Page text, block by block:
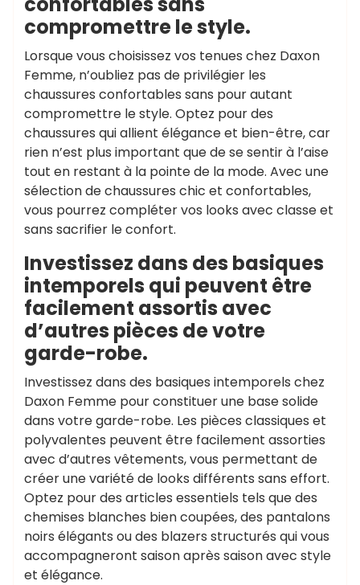
compromettre le style.
Lorsque vous choisissez vos tenues chez Daxon
Femme, n’oubliez pas de privilégier les
chaussures confortables sans pour autant
compromettre le style. Optez pour des
chaussures qui allient élégance et bien-être, car
rien n’est plus important que de se sentir à l’aise
tout en restant à la pointe de la mode. Avec une
sélection de chaussures chic et confortables,
vous pourrez compléter vos looks avec classe et
sans sacrifier le confort.
Investissez dans des basiques
intemporels qui peuvent être
facilement assortis avec
d’autres pièces de votre
garde-robe.
Investissez dans des basiques intemporels chez
Daxon Femme pour constituer une base solide
dans votre garde-robe. Les pièces classiques et
polyvalentes peuvent être facilement assorties
avec d’autres vêtements, vous permettant de
créer une variété de looks différents sans effort.
Optez pour des articles essentiels tels que des
chemises blanches bien coupées, des pantalons
noirs élégants ou des blazers structurés qui vous
accompagneront saison après saison avec style
et élégance.